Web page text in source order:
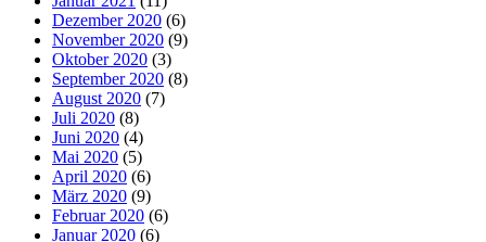
Dezember 2020 (6)
November 2020 (9)
Oktober 2020 (3)
September 2020 (8)
August 2020 (7)
Juli 2020 (8)
Juni 2020 (4)
Mai 2020 (5)
April 2020 (6)
März 2020 (9)
Februar 2020 (6)
Januar 2020 (6)